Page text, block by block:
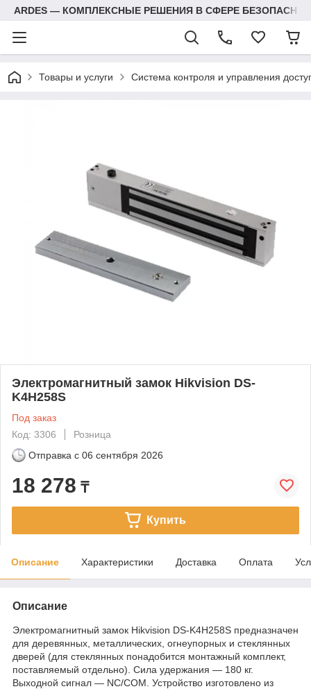
ARDES — КОМПЛЕКСНЫЕ РЕШЕНИЯ В СФЕРЕ
Товары и услуги Система контроля и управления
Электромагнитный замок Hikvision DS-
K4H258S
Под заказ
Код: 3306
Розница
Отправка с 06 сентября 2026
18 278 ₸
Купить
Описание Характеристики Доставка Оплата
Описание
Электромагнитный замок Hikvision DS-K4H258S предназначен
для деревянных, металлических, огнеупорных и стеклянных
дверей (для стеклянных понадобится монтажный комплект,
поставляемый отдельно). Сила удержания — 180 кг.
Выходной сигнал — NC/COM. Устройство изготовлено из